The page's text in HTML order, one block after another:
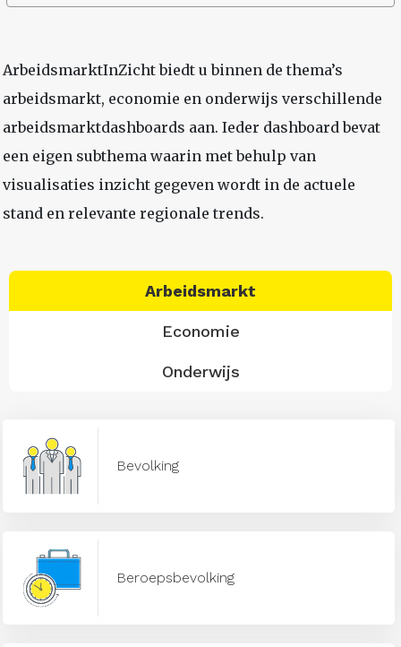
ArbeidsmarktInZicht biedt u binnen de thema’s
arbeidsmarkt, economie en onderwijs verschillende
arbeidsmarktdashboards aan. Ieder dashboard bevat
een eigen subthema waarin met behulp van
visualisaties inzicht gegeven wordt in de actuele
stand en relevante regionale trends.
Arbeidsmarkt
Economie
Onderwijs
Bevolking
Beroepsbevolking